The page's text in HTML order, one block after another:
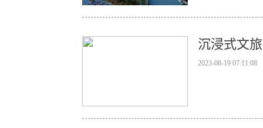
沉浸式文
2023-08-19 07:11:08